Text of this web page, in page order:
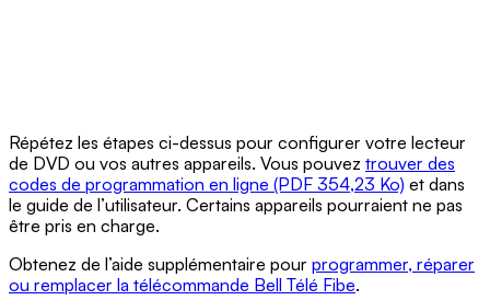
Répétez les étapes ci-dessus pour configurer votre lecteur
de DVD ou vos autres appareils. Vous pouvez trouver des
codes de programmation en ligne (PDF 354,23 Ko) et dans
le guide de l’utilisateur. Certains appareils pourraient ne pas
être pris en charge.
Obtenez de l’aide supplémentaire pour programmer, réparer
ou remplacer la télécommande Bell Télé Fibe.